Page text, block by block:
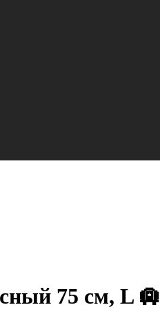
75 см, L 🛄